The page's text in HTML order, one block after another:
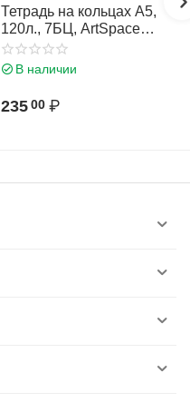
Тетрадь на кольцах А5,
120л., 7БЦ, ArtSpace
"Путешествия. Travel is
life", глянцевая
В наличии
235 00 ₽